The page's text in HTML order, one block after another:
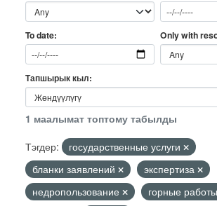
To date Only with
Тапшырык кыл
1 маалымат топтому табылды
Тэгдер:
государственные услуги
бланки заявлений
экспертиза
недропользование
горные работы